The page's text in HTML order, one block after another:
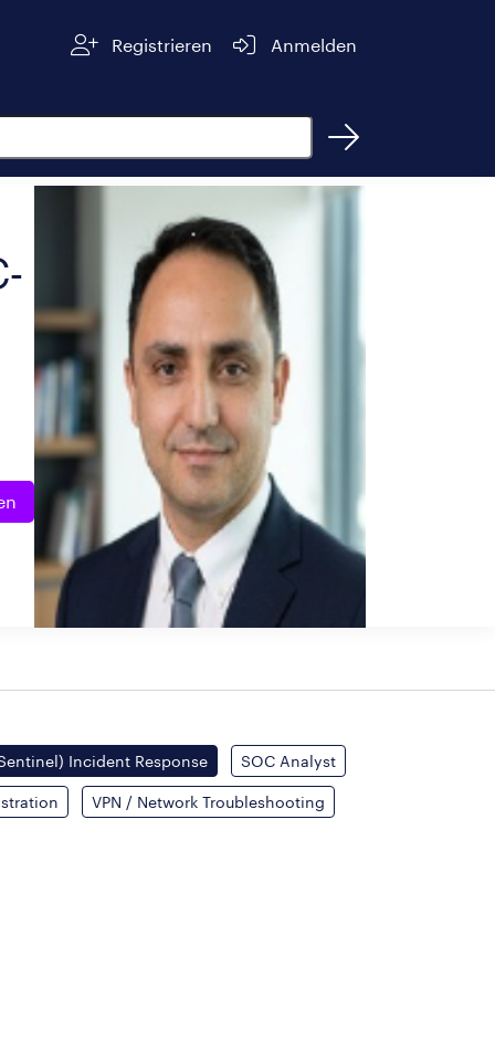
Registrieren Anmelden
Incident Response SOC Analyst
VPN / Network Troubleshooting